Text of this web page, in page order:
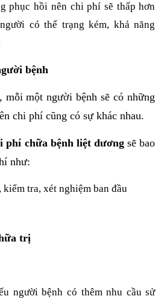
phục hồi nên chi phí sẽ thấp hơn
có thể trạng kém, khả năng
bệnh
một người bệnh sẽ có những
chi phí cũng có sự khác nhau.
phí chữa bệnh liệt dương sẽ bao
như:
kiểm tra, xét nghiệm ban đầu
trị
người bệnh có thêm nhu cầu sử